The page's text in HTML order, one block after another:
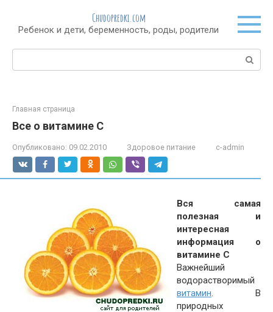
контенту
Chudopredki.com
Ребенок и дети, беременность, роды, родители
Поиск:
Главная страница
Все о витамине C
Опубликовано: 09.02.2010 Здоровое питание c-admin
Вся самая
полезная и
интересная
информация о
витамине С
Важнейший
водорастворимый
витамин. В
природных